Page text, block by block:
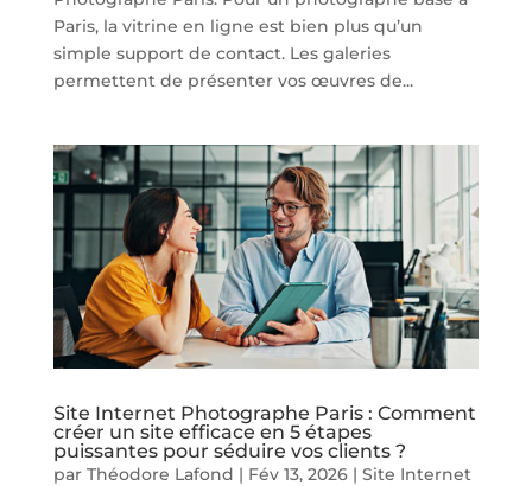
Paris, la vitrine en ligne est bien plus qu’un
simple support de contact. Les galeries
permettent de présenter vos œuvres de...
Site Internet Photographe Paris : Comment
créer un site efficace en 5 étapes
puissantes pour séduire vos clients ?
par Théodore Lafond | Fév 13, 2026| Site Internet